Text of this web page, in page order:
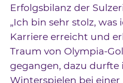
Erfolgsbilanz der
„Ich bin sehr stolz, was
Karriere erreicht und
Traum von Olympia-
gegangen, dazu durfte
Winterspielen bei